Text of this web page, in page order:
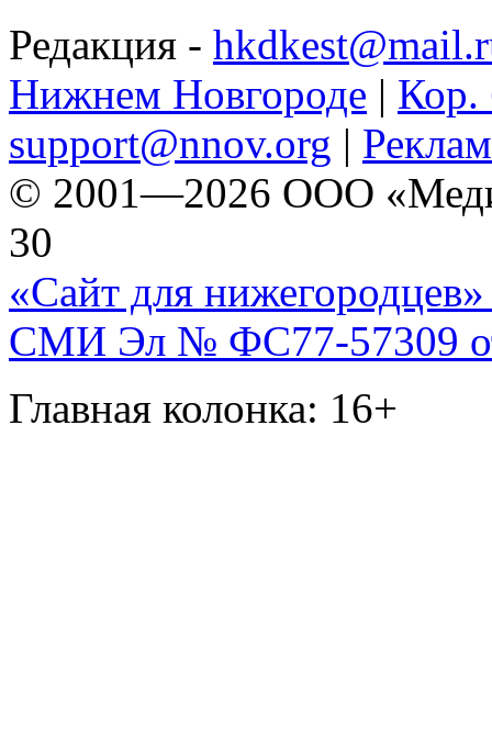
Редакция -
Нижнем Новгороде | Кор.
support@nnov.org |
© 2001—2026 ООО
30
«Сайт для нижегородцев»
СМИ Эл № ФС77-57309
Главная колонка: 16+